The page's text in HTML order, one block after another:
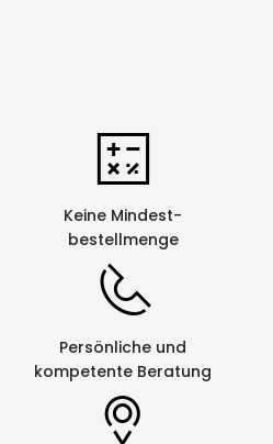
Keine Mindest-
bestellmenge
Persönliche und
kompetente Beratung